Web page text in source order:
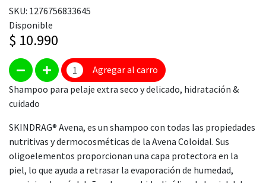
SKU: 1276756833645
Disponible
$ 10.990
Agregar al carro
Shampoo para pelaje extra seco y delicado, hidratación &
cuidado
SKINDRAG® Avena, es un shampoo con todas las propiedades
nutritivas y dermocosméticas de la Avena Coloidal. Sus
oligoelementos proporcionan una capa protectora en la
piel, lo que ayuda a retrasar la evaporación de humedad,